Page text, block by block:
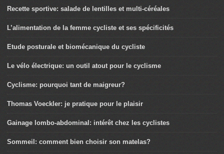
Recette sportive: salade de lentilles et multi-céréales
L’alimentation de la femme cycliste et ses spécificités
Etude posturale et biomécanique du cycliste
Le vélo électrique: un outil atout pour le cyclisme
Cyclisme: pourquoi tant de maigreur?
Thomas Voeckler: je pratique pour le plaisir
Gainage lombo-abdominal: intérêt chez les cyclistes
Sommeil: comment bien choisir son matelas?